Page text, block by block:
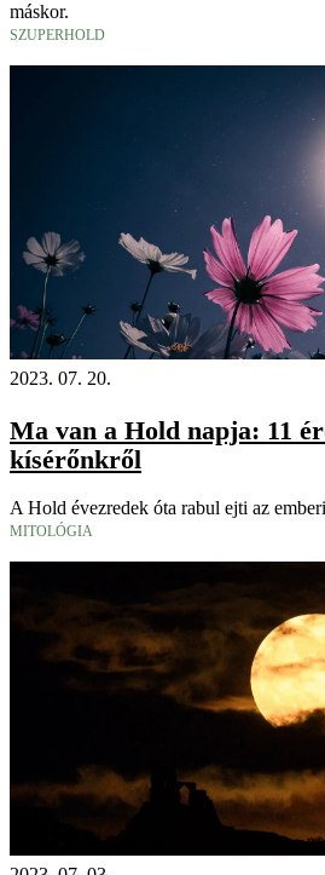
máskor.
SZUPERHOLD
2023. 07. 20.
Ma van a Hold napja: 11
kísérőnkről
A Hold évezredek óta rabul ejti az
MITOLÓGIA